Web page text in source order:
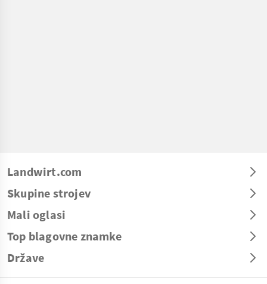
Landwirt.com
Skupine strojev
Mali oglasi
Top blagovne znamke
Države